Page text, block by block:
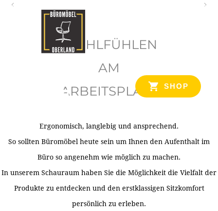
SHOP
WOHLFÜHLEN
AM
ARBEITSPLATZ
Ergonomisch, langlebig und ansprechend.
So sollten Büromöbel heute sein um Ihnen den Aufenthalt im
Büro so angenehm wie möglich zu machen.
In unserem Schauraum haben Sie die Möglichkeit die Vielfalt der
Produkte zu entdecken und den erstklassigen Sitzkomfort
persönlich zu erleben.